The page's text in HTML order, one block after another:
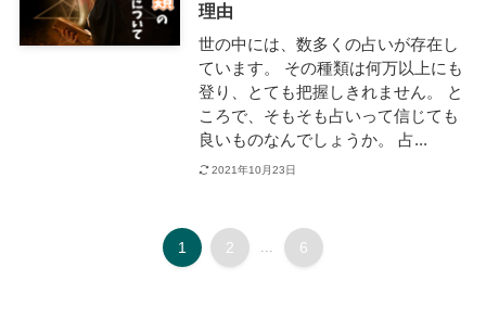
理由
世の中には、数多くの占いが存在し
ています。 その種類は何万以上にも
登り、とても把握しきれません。 と
ころで、そもそも占いって信じても
良いものなんでしょうか。 占...
2021年10月23日
1 2 ... 6